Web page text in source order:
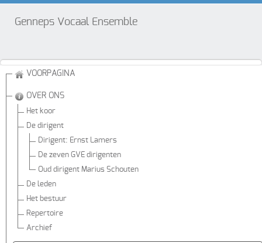
Genneps Vocaal Ensemble
VOORPAGINA
OVER ONS
Het koor
De dirigent
Dirigent: Ernst Lamers
De zeven GVE dirigenten
Oud dirigent Marius Schouten
De leden
Het bestuur
Repertoire
Archief